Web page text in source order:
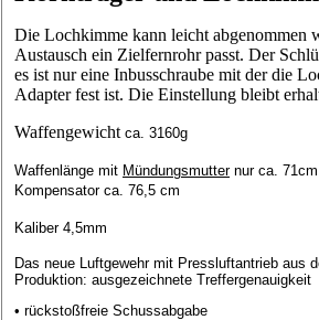
Die Lochkimme kann leicht abgenommen
Austausch ein Zielfernrohr passt. Der
es ist nur eine Inbusschraube mit der die
Adapter fest ist. Die Einstellung bleibt
Waffengewicht ca. 3160g
Waffenlänge mit Mündungsmutternur ca.
Kompensator ca. 76,5 cm
Kaliber 4,5mm
Das neue Luftgewehr mit Pressluftantrieb aus
Produktion: ausgezeichnete Treffergenauigkeit
• rückstoßfreie Schussabgabe